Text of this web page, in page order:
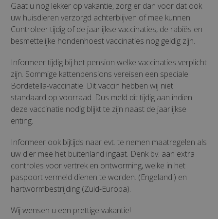
Gaat u nog lekker op vakantie, zorg er dan voor dat ook
uw huisdieren verzorgd achterblijven of mee kunnen.
Controleer tijdig of de jaarlijkse vaccinaties, de rabiës en
besmettelijke hondenhoest vaccinaties nog geldig zijn.
Informeer tijdig bij het pension welke vaccinaties verplicht
zijn. Sommige kattenpensions vereisen een speciale
Bordetella-vaccinatie. Dit vaccin hebben wij niet
standaard op voorraad. Dus meld dit tijdig aan indien
deze vaccinatie nodig blijkt te zijn naast de jaarlijkse
enting.
Informeer ook bijtijds naar evt. te nemen maatregelen als
uw dier mee het buitenland ingaat. Denk bv. aan extra
controles voor vertrek en ontworming, welke in het
paspoort vermeld dienen te worden. (Engeland!) en
hartwormbestrijding (Zuid-Europa).
Wij wensen u een prettige vakantie!